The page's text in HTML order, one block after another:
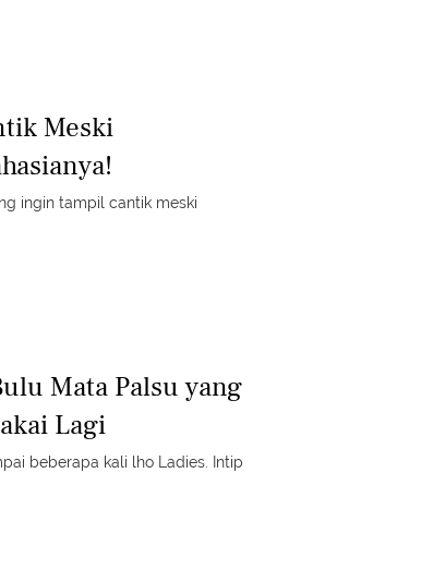
Meski
ingin tampil cantik meski
Mata Palsu yang
Lagi
beberapa kali lho Ladies. Intip